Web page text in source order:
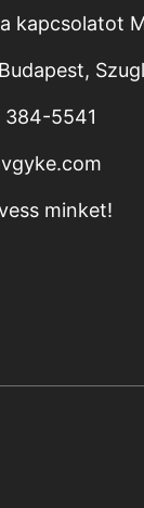
kapcsolatot
384-5541
minket!